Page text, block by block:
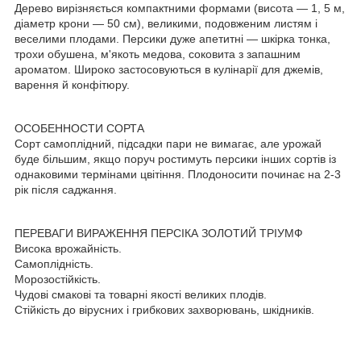
Дерево вирізняється компактними формами (висота — 1, 5 м,
діаметр крони — 50 см), великими, подовженим листям і
веселими плодами. Персики дуже апетитні — шкірка тонка,
трохи обушена, м'якоть медова, соковита з запашним
ароматом. Широко застосовуються в кулінарії для джемів,
варення й конфітюру.
ОСОБЕННОСТИ СОРТА
Сорт самоплідний, підсадки пари не вимагає, але урожай
буде більшим, якщо поруч ростимуть персики інших сортів із
однаковими термінами цвітіння. Плодоносити починає на 2-3
рік після саджання.
ПЕРЕВАГИ ВИРАЖЕННЯ ПЕРСІКА ЗОЛОТИЙ ТРІУМФ
Висока врожайність.
Самоплідність.
Морозостійкість.
Чудові смакові та товарні якості великих плодів.
Стійкість до вірусних і грибкових захворювань, шкідників.